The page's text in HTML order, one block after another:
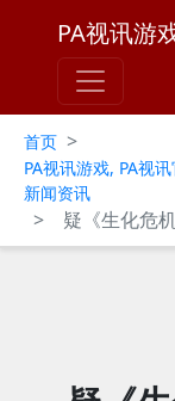
PA视讯游
首页 >
PA视讯游戏, PA视
新闻资讯
> 疑《生化危